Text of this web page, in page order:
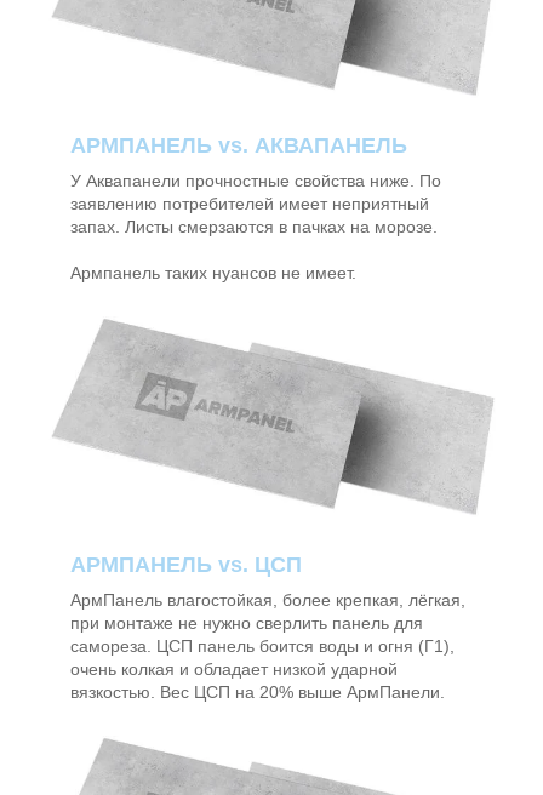
АРМПАНЕЛЬ vs. АКВАПАНЕЛЬ
У Аквапанели прочностные свойства ниже. По
заявлению потребителей имеет неприятный
запах. Листы смерзаются в пачках на морозе.
Армпанель таких нуансов не имеет.
АРМПАНЕЛЬ vs. ЦСП
АрмПанель влагостойкая, более крепкая, лёгкая,
при монтаже не нужно сверлить панель для
самореза. ЦСП панель боится воды и огня (Г1),
очень колкая и обладает низкой ударной
вязкостью. Вес ЦСП на 20% выше АрмПанели.